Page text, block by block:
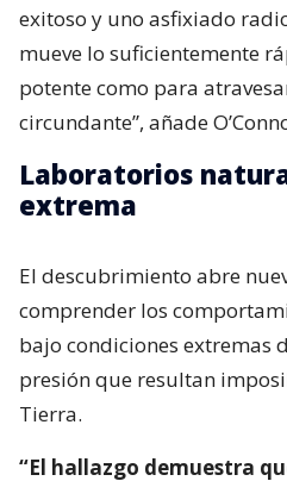
exitoso y uno asfixiado
mueve lo suficientemente
potente como para
circundante”, añade
Laboratorios
extrema
El descubrimiento abre
comprender los
bajo condiciones extremas
presión que resultan
Tierra.
“El hallazgo demuestra